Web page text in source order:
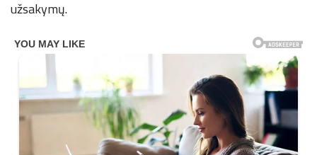
užsakymų.